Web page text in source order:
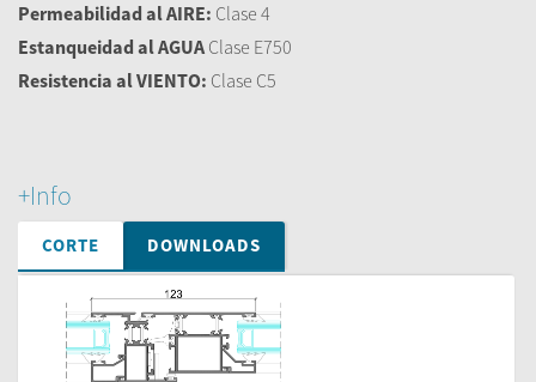
Permeabilidad al AIRE: Clase 4
Estanqueidad al AGUA Clase E750
Resistencia al VIENTO: Clase C5
+Info
CORTE DOWNLOADS
Vista Lateral
Perfis AT